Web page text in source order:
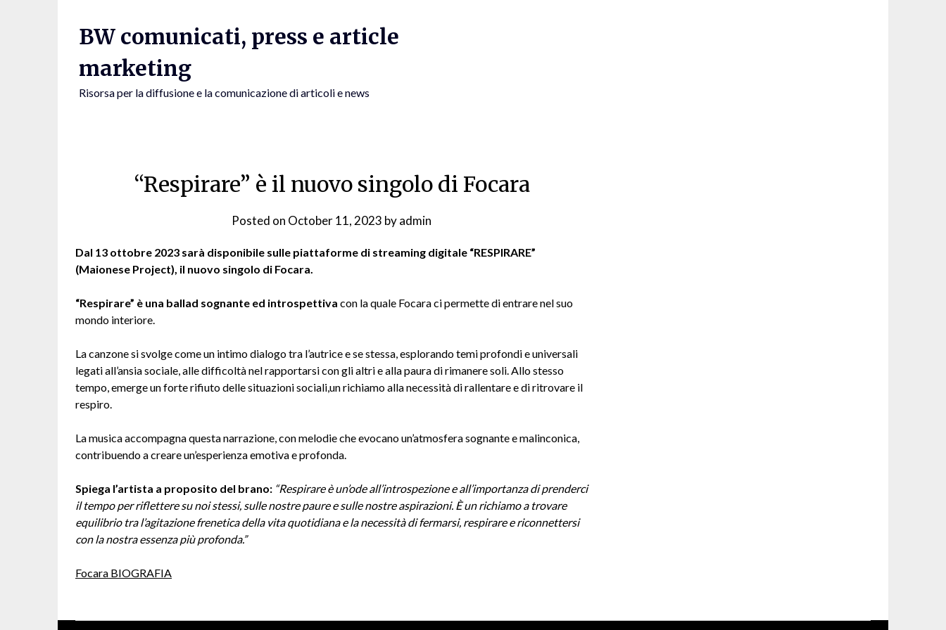
BW comunicati, press e article
marketing
Risorsa per la diffusione e la comunicazione di articoli e news
“Respirare” è il nuovo singolo di Focara
Posted on October 11, 2023 byadmin
Dal 13 ottobre 2023 sarà disponibile sulle piattaforme di streaming digitale “RESPIRARE”
(Maionese Project), il nuovo singolo di Focara.
“Respirare” è una ballad sognante ed introspettiva con la quale Focara ci permette di entrare nel suo
mondo interiore.
La canzone si svolge come un intimo dialogo tra l’autrice e se stessa, esplorando temi profondi e universali
legati all’ansia sociale, alle difficoltà nel rapportarsi con gli altri e alla paura di rimanere soli. Allo stesso
tempo, emerge un forte rifiuto delle situazioni sociali,un richiamo alla necessità di rallentare e di ritrovare il
respiro.
La musica accompagna questa narrazione, con melodie che evocano un’atmosfera sognante e malinconica,
contribuendo a creare un’esperienza emotiva e profonda.
Spiega l’artista a proposito del brano: “Respirareèun’ode all’introspezione e all’importanza di prenderci
il tempo per riflettere su noi stessi, sulle nostre paure e sulle nostre aspirazioni. È un richiamo a trovare
equilibrio tra l’agitazione frenetica della vita quotidiana e la necessità di fermarsi, respirare e riconnettersi
con la nostra essenza più profonda.”
Focara BIOGRAFIA